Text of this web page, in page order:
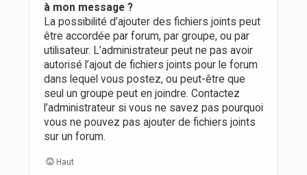
à mon message ?
La possibilité d’ajouter des fichiers joints peut
être accordée par forum, par groupe, ou par
utilisateur. L’administrateur peut ne pas avoir
autorisé l’ajout de fichiers joints pour le forum
dans lequel vous postez, ou peut-être que
seul un groupe peut en joindre. Contactez
l’administrateur si vous ne savez pas pourquoi
vous ne pouvez pas ajouter de fichiers joints
sur un forum.
Haut